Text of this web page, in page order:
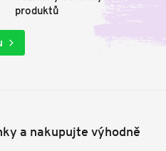
produktů
a nakupujte výhodně